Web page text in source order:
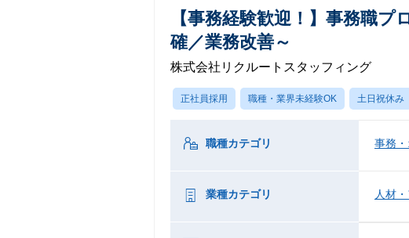
【事務経験歓迎！】事務職
確／業務改善～
株式会社リクルートスタッフィング
正社員採用 職種・業界未経験OK 土日祝休み
職種カテゴリ 事務
業種カテゴリ 人材